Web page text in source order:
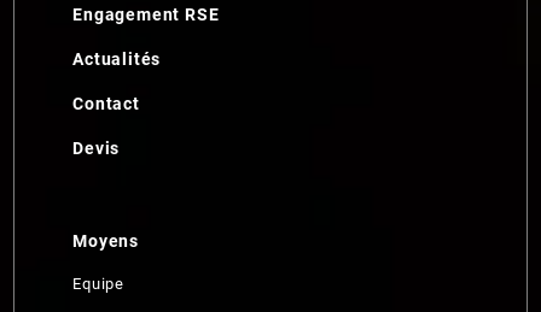
Engagement RSE
Actualités
Contact
Devis
Moyens
Equipe